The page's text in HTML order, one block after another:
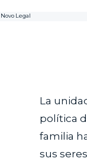
La
política
familia
sus